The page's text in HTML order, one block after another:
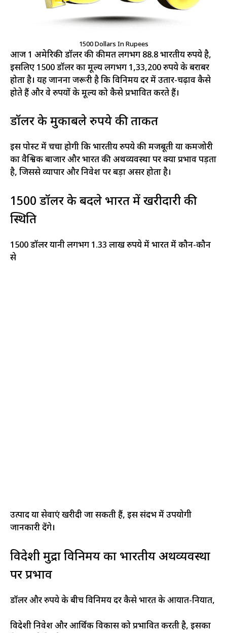
1500 Dollars In Rupees
आज 1 अमेरिकी डॉलर की कीमत लगभग 88.8 भारतीय रुपये है,
इसलिए 1500 डॉलर का मूल्य लगभग 1,33,200 रुपये के बराबर
होता है। यह जानना जरूरी है कि विनिमय दर में उतार-चढ़ाव कैसे
होते हैं और वे रुपयों के मूल्य को कैसे प्रभावित करते हैं।
डॉलर के मुकाबले रुपये की ताकत
इस पोस्ट में चर्चा होगी कि भारतीय रुपये की मजबूती या कमजोरी
का वैश्विक बाजार और भारत की अर्थव्यवस्था पर क्या प्रभाव पड़ता
है, जिससे व्यापार और निवेश पर बड़ा असर होता है।
1500 डॉलर के बदले भारत में खरीदारी की
स्थिति
1500 डॉलर यानी लगभग 1.33 लाख रुपये में भारत में कौन-कौन
से
उत्पाद या सेवाएं खरीदी जा सकती हैं, इस संदर्भ में उपयोगी
जानकारी देंगे।
विदेशी मुद्रा विनिमय का भारतीय अर्थव्यवस्था
पर प्रभाव
डॉलर और रुपये के बीच विनिमय दर कैसे भारत के आयात-निर्यात,
विदेशी निवेश और आर्थिक विकास को प्रभावित करती है, इसका